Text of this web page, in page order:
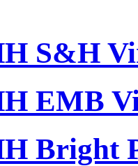
S&H
EMB
Bright